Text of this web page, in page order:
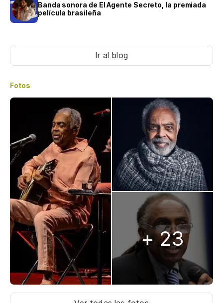
Banda sonora de El Agente Secreto, la premiada
película brasileña
Ir al blog
Fotos
+ 23